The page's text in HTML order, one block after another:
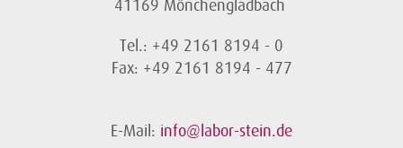
41169 Mönchengladbach
Tel.: +49 2161 8194 - 0
Fax: +49 2161 8194 - 477
E-Mail: info@labor-stein.de